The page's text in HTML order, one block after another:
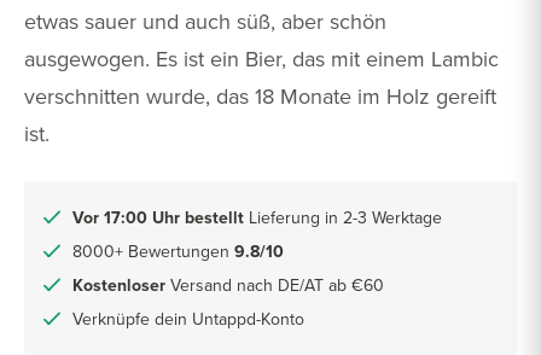
etwas sauer und auch süß, aber schön
ausgewogen. Es ist ein Bier, das mit einem Lambic
verschnitten wurde, das 18 Monate im Holz gereift
ist.
Vor 17:00 Uhr bestellt Lieferung in 2-3 Werktage
8000+ Bewertungen 9.8/10
Kostenloser Versand nach DE/AT ab €60
Verknüpfe dein Untappd-Konto